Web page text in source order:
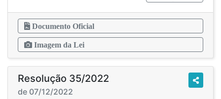
Documento Oficial
Imagem da Lei
Resolução 35/2022
de 07/12/2022